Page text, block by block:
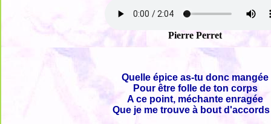
Pierre Perret
Quelle épice as-tu donc mangée
Pour être folle de ton corps
A ce point, méchante enragée
Que je me trouve à bout